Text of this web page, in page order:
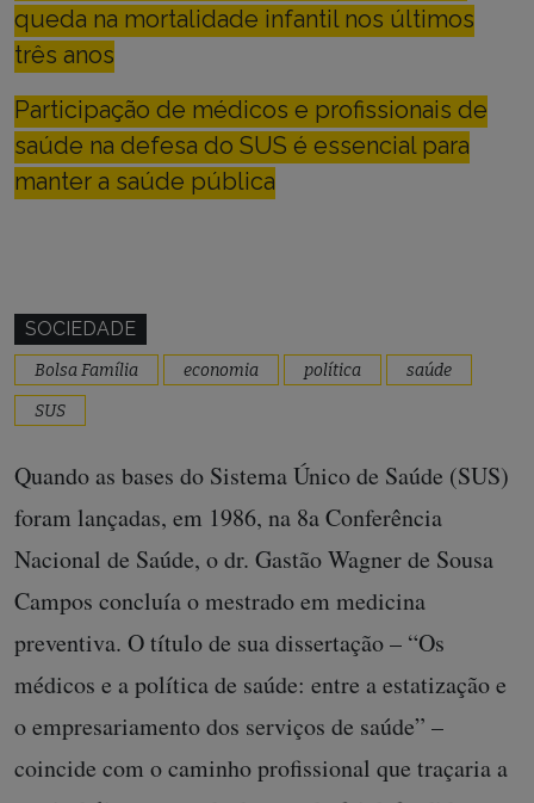
queda na mortalidade infantil nos últimos
três anos
Participação de médicos e profissionais de
saúde na defesa do SUS é essencial para
manter a saúde pública
SOCIEDADE
Bolsa Família economia política
saúde
SUS
Quando as bases do Sistema Único de Saúde (SUS)
foram lançadas, em 1986, na 8a Conferência
Nacional de Saúde, o dr. Gastão Wagner de Sousa
Campos concluía o mestrado em medicina
preventiva. O título de sua dissertação – “Os
médicos e a política de saúde: entre a estatização e
o empresariamento dos serviços de saúde” –
coincide com o caminho profissional que traçaria a